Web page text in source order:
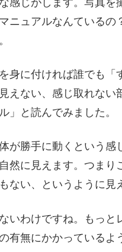
感じがします。写真を
ニュアルなんているの
身に付ければ誰でも「
えない、感じ取れな
」と読んでみました。
が勝手に動くという感
然に見えます。つまり
ない、というように見
いわけですね。もっと
有無にかかっている